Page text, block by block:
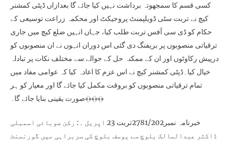
کسی قسم کا سمجھوتہ برداشت نہیں کیا جائے گا بعدازاں ڈپٹی کمشنر
کیچ نے تربت سٹی ڈویلپمنٹ پروجیکٹ اور محکمہ زراعت توسیعی کے
حکام کو ڈی سی آفس تربت طلب کیا، جہاں انہیں ضلع کیچ میں جاری
ترقیاتی منصوبوں پر بریفنگ دی گئی اس دوران انہوں نے ان منصوبوں کو
درپیش رکاوٹوں اور ان کے ممکنہ حل کے حوالے سے مختلف نکات پر تبادلہ
خیال کیا۔ڈپٹی کمشنر کیچ نے اس عزم کا اعادہ کیا کہ عوامی مفاد میں
تمام ترقیاتی منصوبوں کو بروقت مکمل کیا جائے گا اور معیار کو ہر
صورت یقینی بنایا جائے گا۔﴾﴿﴾﴿﴾﴿
خبرنامہ نمبر2781/202تربت 23 اپریل ۔: رکن صوبائی اسمبلی
ڈاکٹر عبدالمالک بلوچ سے یوسف بلوچ کی سربراہی میں گورنمنٹ